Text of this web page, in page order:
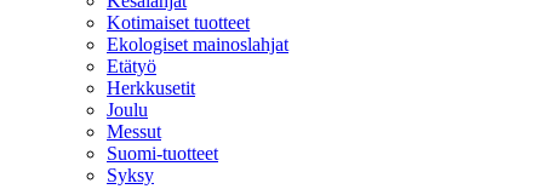
Kotimaiset tuotteet
Ekologiset mainoslahjat
Etätyö
Herkkusetit
Joulu
Messut
Suomi-tuotteet
Syksy